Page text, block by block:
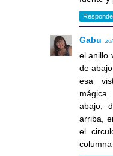
Gabu
el anillo
de
esa
abajo,
arriba,
el